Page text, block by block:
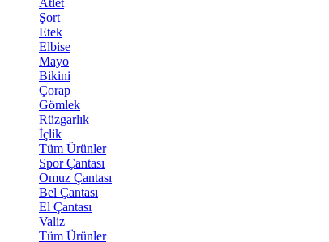
Atlet
Şort
Etek
Elbise
Mayo
Bikini
Çorap
Gömlek
Rüzgarlık
İçlik
Tüm Ürünler
Spor Çantası
Omuz Çantası
Bel Çantası
El Çantası
Valiz
Tüm Ürünler